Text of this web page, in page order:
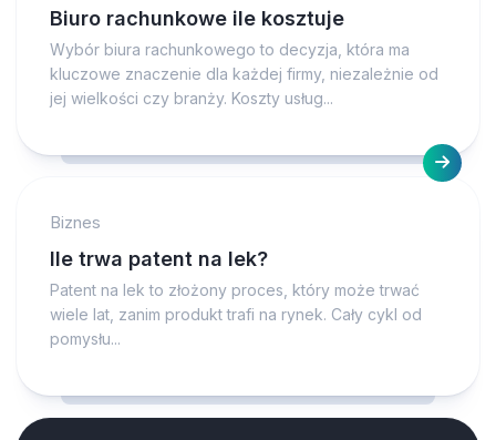
Biuro rachunkowe ile kosztuje
Wybór biura rachunkowego to decyzja, która ma
kluczowe znaczenie dla każdej firmy, niezależnie od
jej wielkości czy branży. Koszty usług...
Biznes
Ile trwa patent na lek?
Patent na lek to złożony proces, który może trwać
wiele lat, zanim produkt trafi na rynek. Cały cykl od
pomysłu...